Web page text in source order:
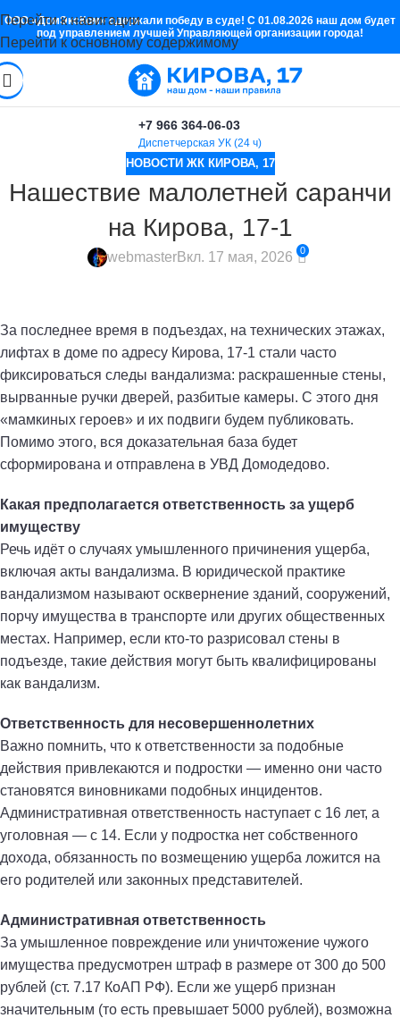
Перейти к навигации
Перейти к основному содержимому
ООО «ДомЭксКом» одержали победу в суде! С 01.08.2026 наш дом будет
под управлением лучшей Управляющей организации города!
+7 966 364-06-03
Диспетчерская УК (24 ч)
НОВОСТИ ЖК КИРОВА, 17
Нашествие малолетней саранчи
на Кирова, 17-1
webmasterВкл. 17 мая, 2026 0
За последнее время в подъездах, на технических этажах,
лифтах в доме по адресу Кирова, 17-1 стали часто
фиксироваться следы вандализма: раскрашенные стены,
вырванные ручки дверей, разбитые камеры. С этого дня
«мамкиных героев» и их подвиги будем публиковать.
Помимо этого, вся доказательная база будет
сформирована и отправлена в УВД Домодедово.
Какая предполагается ответственность за ущерб
имуществу
Речь идёт о случаях умышленного причинения ущерба,
включая акты вандализма. В юридической практике
вандализмом называют осквернение зданий, сооружений,
порчу имущества в транспорте или других общественных
местах. Например, если кто-то разрисовал стены в
подъезде, такие действия могут быть квалифицированы
как вандализм.
Ответственность для несовершеннолетних
Важно помнить, что к ответственности за подобные
действия привлекаются и подростки — именно они часто
становятся виновниками подобных инцидентов.
Административная ответственность наступает с 16 лет, а
уголовная — с 14. Если у подростка нет собственного
дохода, обязанность по возмещению ущерба ложится на
его родителей или законных представителей.
Административная ответственность
За умышленное повреждение или уничтожение чужого
имущества предусмотрен штраф в размере от 300 до 500
рублей (ст. 7.17 КоАП РФ). Если же ущерб признан
значительным (то есть превышает 5000 рублей), возможна